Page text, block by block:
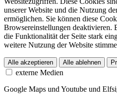
unserer Website und die Nutzung
ermöglichen. Sie können diese
Browsereinstellungen deaktivieren.
die Funktionalität der Seite stark
weitere Nutzung der Website
Alle akzeptieren Alle ablehnen
externe Medien
Google Maps und Youtube und